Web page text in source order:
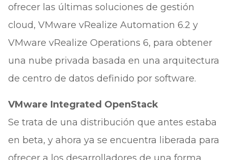
ofrecer las últimas soluciones de gestión
cloud, VMware vRealize Automation 6.2 y
VMware vRealize Operations 6, para obtener
una nube privada basada en una arquitectura
de centro de datos definido por software.
VMware Integrated OpenStack
Se trata de una distribución que antes estaba
en beta, y ahora ya se encuentra liberada para